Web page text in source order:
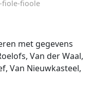
fiole-fioole
met gegevens
Van der Waal,
Van Nieuwkasteel,